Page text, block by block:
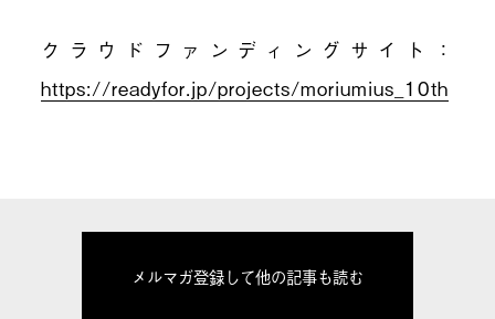
クラウドファンディングサイト：
https://readyfor.jp/projects/moriumius_10th
メルマガ登録して他の記事も読む